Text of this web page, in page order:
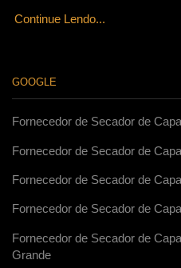
Continue Lendo...
GOOGLE
Fornecedor de Secador de
Fornecedor de Secador de
Fornecedor de Secador de
Fornecedor de Secador de
Fornecedor de Secador de
Grande